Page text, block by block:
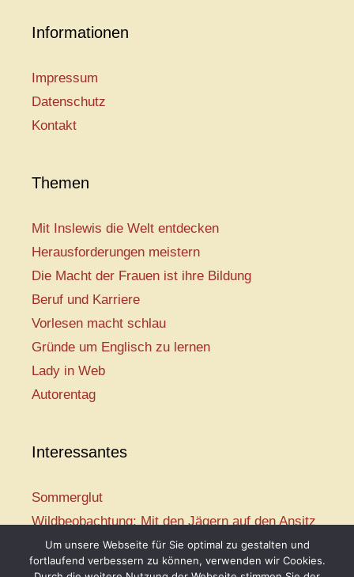
Informationen
Impressum
Datenschutz
Kontakt
Themen
Mit Inslewis die Welt entdecken
Herausforderungen meistern
Die Macht der Frauen ist ihre Bildung
Beruf und Karriere
Vorlesen macht schlau
Gründe um Englisch zu lernen
Lady in Web
Autorentag
Interessantes
Sommerglut
Wildbeobachtung: Mit den Jägern auf den Ansitz
Mir ist so heiß
Mission: Rettungsschwimmer
Um unsere Webseite für Sie optimal zu gestalten und
fortlaufend verbessern zu können, verwenden wir Cookies.